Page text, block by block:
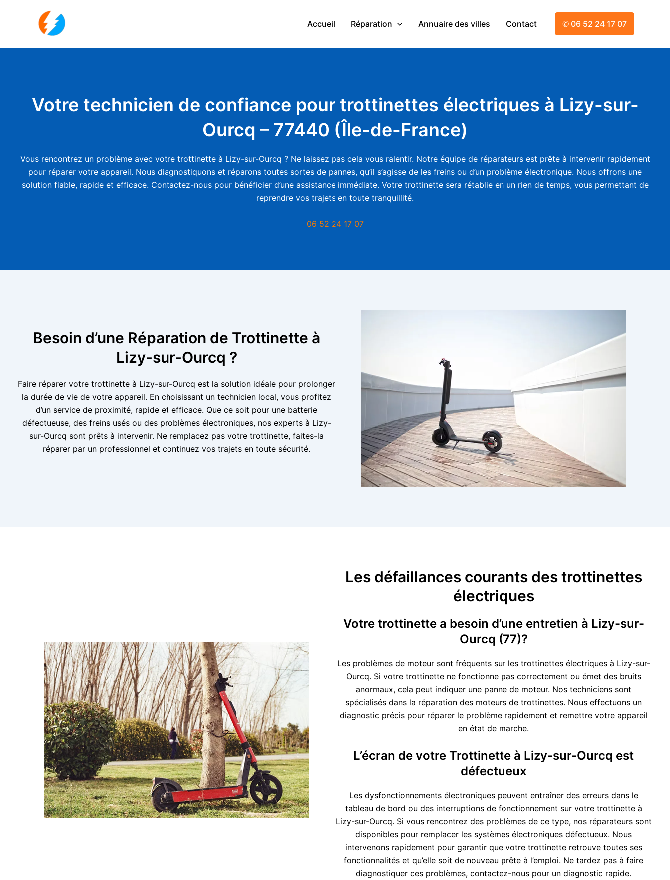
Accueil Réparation Annuaire des villes Contact ✆ 06 52 24 17 07
Votre technicien de confiance pour trottinettes électriques à Lizy-sur-
Ourcq – 77440 (Île-de-France)
Vous rencontrez un problème avec votre trottinette à Lizy-sur-Ourcq ? Ne laissez pas cela vous ralentir. Notre équipe de réparateurs est prête à intervenir rapidement
pour réparer votre appareil. Nous diagnostiquons et réparons toutes sortes de pannes, qu’il s’agisse de les freins ou d’un problème électronique. Nous offrons une
solution fiable, rapide et efficace. Contactez-nous pour bénéficier d’une assistance immédiate. Votre trottinette sera rétablie en un rien de temps, vous permettant de
reprendre vos trajets en toute tranquillité.
06 52 24 17 07
Besoin d’une Réparation de Trottinette à
Lizy-sur-Ourcq ?
Faire réparer votre trottinette à Lizy-sur-Ourcq est la solution idéale pour prolonger
la durée de vie de votre appareil. En choisissant un technicien local, vous profitez
d’un service de proximité, rapide et efficace. Que ce soit pour une batterie
défectueuse, des freins usés ou des problèmes électroniques, nos experts à Lizy-
sur-Ourcq sont prêts à intervenir. Ne remplacez pas votre trottinette, faites-la
réparer par un professionnel et continuez vos trajets en toute sécurité.
Les défaillances courants des trottinettes
électriques
Votre trottinette a besoin d’une entretien à Lizy-sur-
Ourcq (77)?
Les problèmes de moteur sont fréquents sur les trottinettes électriques à Lizy-sur-
Ourcq. Si votre trottinette ne fonctionne pas correctement ou émet des bruits
anormaux, cela peut indiquer une panne de moteur. Nos techniciens sont
spécialisés dans la réparation des moteurs de trottinettes. Nous effectuons un
diagnostic précis pour réparer le problème rapidement et remettre votre appareil
en état de marche.
L’écran de votre Trottinette à Lizy-sur-Ourcq est
défectueux
Les dysfonctionnements électroniques peuvent entraîner des erreurs dans le
tableau de bord ou des interruptions de fonctionnement sur votre trottinette à
Lizy-sur-Ourcq. Si vous rencontrez des problèmes de ce type, nos réparateurs sont
disponibles pour remplacer les systèmes électroniques défectueux. Nous
intervenons rapidement pour garantir que votre trottinette retrouve toutes ses
fonctionnalités et qu’elle soit de nouveau prête à l’emploi. Ne tardez pas à faire
diagnostiquer ces problèmes, contactez-nous pour un diagnostic rapide.